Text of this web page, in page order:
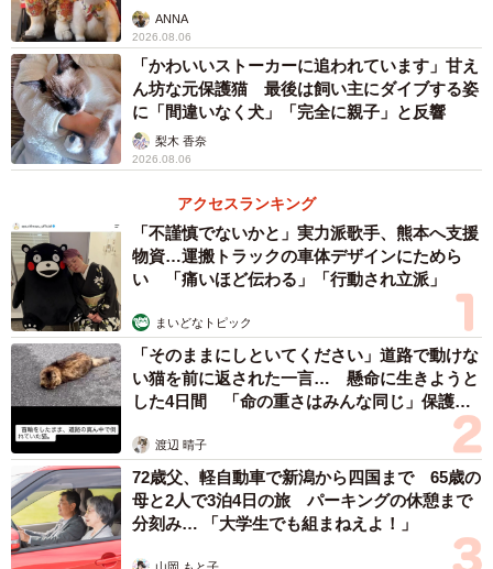
寄付したいと話すのを聞いて、７年ほど前からヘアドネー
ション活動に協力している。美容師の横村智恵さん（４
６）は「寄付目的で伸ばす人もいれば、切るついでに寄付
する人もいる。手間はかかるかもしれないが良い活動」と
話した。
ANNA
2026.08.06
「かわいいストーカーに追われています」甘え
ん坊な元保護猫 最後は飼い主にダイブする姿
に「間違いなく犬」「完全に親子」と反響
梨木 香奈
2026.08.06
アクセスランキング
「不謹慎でないかと」実力派歌手、熊本へ支援
物資…運搬トラックの車体デザインにためら
い 「痛いほど伝わる」「行動され立派」
まいどなトピック
「そのままにしといてください」道路で動けな
い猫を前に返された一言… 懸命に生きようと
した4日間 「命の重さはみんな同じ」保護団
渡辺 晴子
72歳父、軽自動車で新潟から四国まで 65歳の
母と2人で3泊4日の旅 パーキングの休憩まで
分刻み… 「大学生でも組まねえよ！」
山岡 もと子